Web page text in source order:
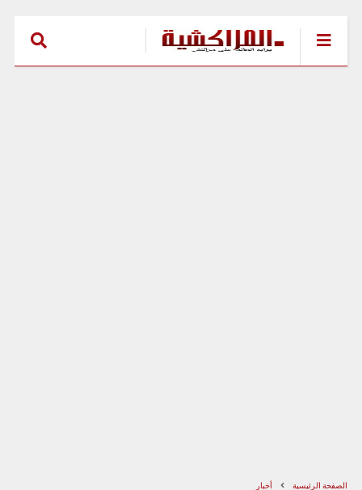
الصفحة الرئيسية أخبار